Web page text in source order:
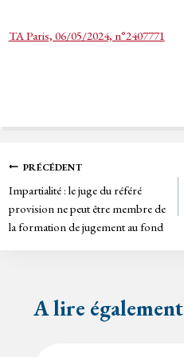
TA Paris, 06/05/2024, n°2407771
Navigation
de
l’article
PRÉCÉDENT
Impartialité : le juge du référé
provision ne peut être membre de
la formation de jugement au fond
A lire également